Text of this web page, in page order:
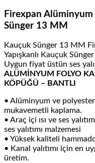
Firexpan Alüminyum
Sünger 13 MM
Kauçuk Sünger 13 MM
Yapışkanlı Kauçuk
Uygun fiyat üstün ses
ALÜMİNYUM FOLYO
KÖPÜĞÜ – BANTLI
• Alüminyum ve
mukavemetli kaplama.
• Araç içi ısı ve ses
ses yalıtımı malzemesi
• Yüksek kaliteli
• Kanal yalıtımı için en
üretim.